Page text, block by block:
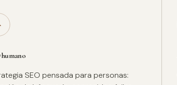
humano
SEO pensada para personas: